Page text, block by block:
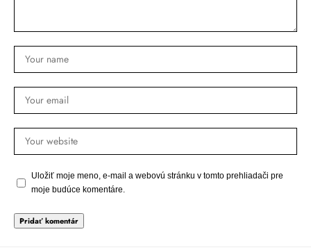
Uložiť moje meno, e-mail a webovú stránku v tomto prehliadači pre
moje budúce komentáre.